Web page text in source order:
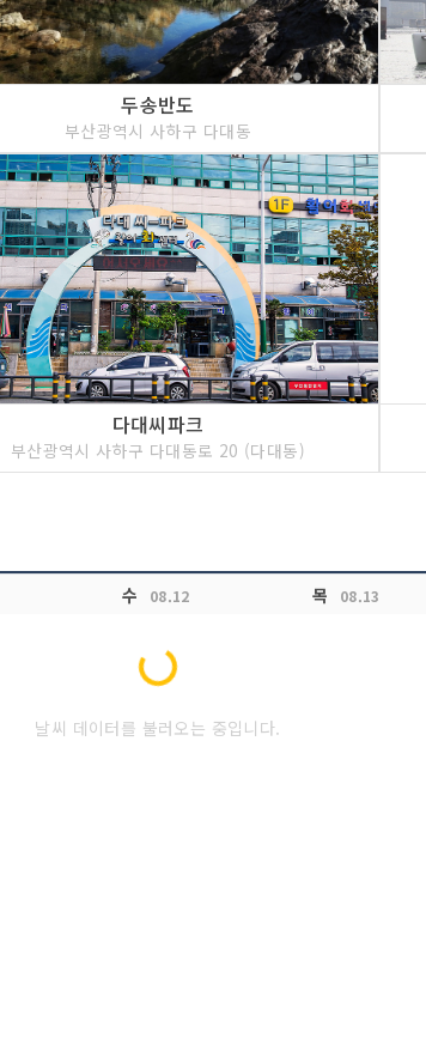
두송반도
부산광역시 사하구 다대동
다대씨파크
부산광역시 사하구 다대동로 20 (다대동)
수 08.12 목 08.13
Loading...
날씨 데이터를 불러오는 중입니다.